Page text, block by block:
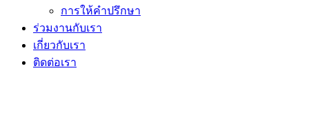
การให้คำปรึกษา
ร่วมงานกับเรา
เกี่ยวกับเรา
ติดต่อเรา